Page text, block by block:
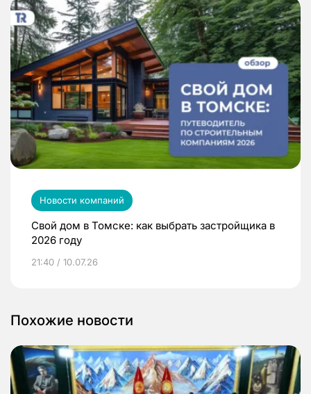
Новости компаний
Свой дом в Томске: как выбрать застройщика в
2026 году
21:40 / 10.07.26
Похожие новости